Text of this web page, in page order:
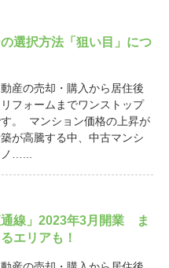
選択方法「狙い目」につ
産の売却・購入から居住後
フォームまでワンストップ
。 マンション価格の上昇が
が高騰する中、中古マンシ
…...
通線」2023年3月開業 ま
エリアも！